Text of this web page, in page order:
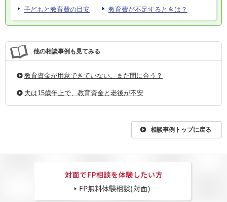
子どもと教育費の目安
教育費が不足するときは？
他の相談事例も見てみる
教育資金が用意できていない。まだ間に合う？
夫は15歳年上で、教育資金と老後が不安
相談事例トップに戻る